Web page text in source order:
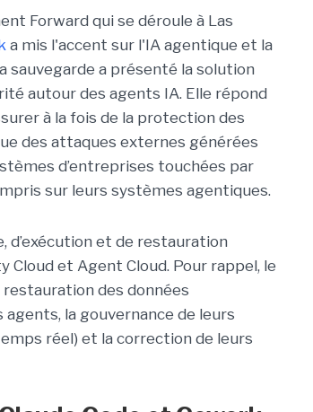
Forward qui se déroule à Las
a mis l'accent sur l'IA agentique et la
sauvegarde a présenté la solution
autour des agents IA. Elle répond
à la fois de la protection des
des attaques externes générées
d’entreprises touchées par
sur leurs systèmes agentiques.
d’exécution et de restauration
Cloud et Agent Cloud. Pour rappel, le
des données
la gouvernance de leurs
réel) et la correction de leurs